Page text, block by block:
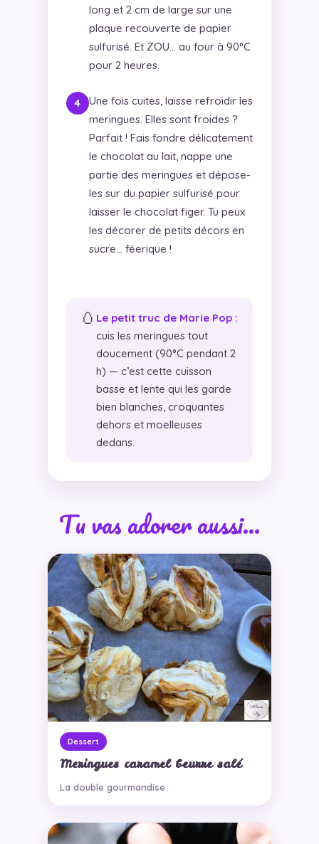
long et 2 cm de large sur une
plaque recouverte de papier
sulfurisé. Et ZOU… au four à 90°C
pour 2 heures.
Une fois cuites, laisse refroidir les
meringues. Elles sont froides ?
Parfait ! Fais fondre délicatement
le chocolat au lait, nappe une
partie des meringues et dépose-
les sur du papier sulfurisé pour
laisser le chocolat figer. Tu peux
les décorer de petits décors en
sucre… féerique !
🥚 Le petit truc de Marie Pop :
cuis les meringues tout
doucement (90°C pendant 2
h) — c’est cette cuisson
basse et lente qui les garde
bien blanches, croquantes
dehors et moelleuses
dedans.
Tu vas adorer aussi…
Dessert
Meringues caramel beurre salé
La double gourmandise